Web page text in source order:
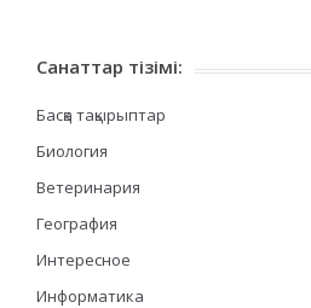
Санаттар тізімі:
Басқа тақырыптар
Биология
Ветеринария
География
Интересное
Информатика